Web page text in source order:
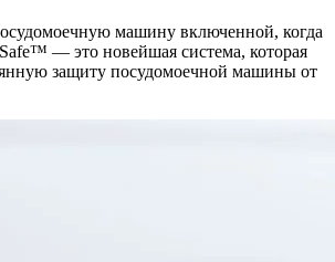
машину включенной, когда
— это новейшая система, которая
защиту посудомоечной машины от